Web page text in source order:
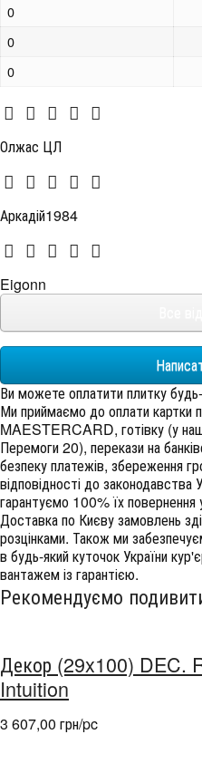
0
0
0
Олжас ЦЛ
Аркадій1984
Eigonn
Ви можете оплатити плитку
Ми приймаємо до оплати картки
MAESTERCARD, готівку (у
Перемоги 20), перекази на
безпеку платежів, збереження
відповідності до законодавства
гарантуємо 100% їх повернення
Доставка по Києву замовлень
розцінками. Також ми
в будь-який куточок України
вантажем із гарантією.
Рекомендуємо
Декор (29x100) DEC.
Intuition
3 607,00 грн/pc